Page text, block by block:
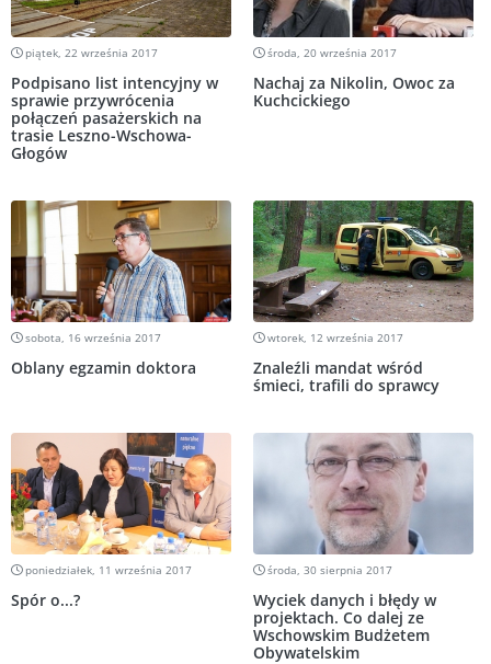
piątek, 22 września 2017
Podpisano list intencyjny w
sprawie przywrócenia
połączeń pasażerskich na
trasie Leszno-Wschowa-
Głogów
środa, 20 września 2017
Nachaj za Nikolin, Owoc za
Kuchcickiego
sobota, 16 września 2017
Oblany egzamin doktora
wtorek, 12 września 2017
Znaleźli mandat wśród
śmieci, trafili do sprawcy
poniedziałek, 11 września 2017
Spór o...?
środa, 30 sierpnia 2017
Wyciek danych i błędy w
projektach. Co dalej ze
Wschowskim Budżetem
Obywatelskim